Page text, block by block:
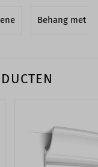
Behang met